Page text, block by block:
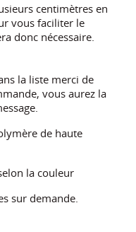
centimètres en
vous faciliter le
donc nécessaire.
la liste merci de
vous aurez la
de haute
la couleur
sur demande.